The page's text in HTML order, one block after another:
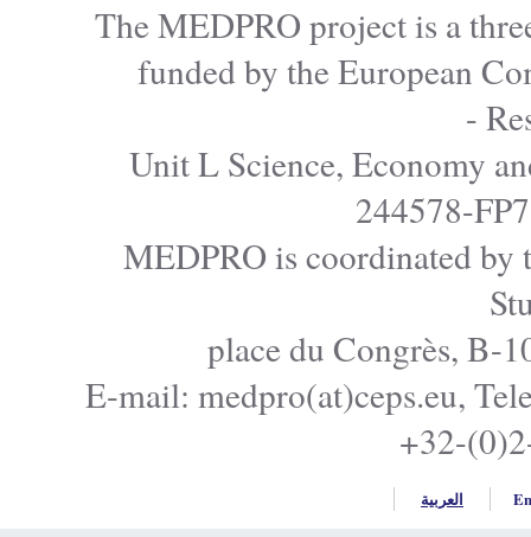
The MEDPRO project is
funded by the
Unit L Science,
MEDPRO is
E-mail: